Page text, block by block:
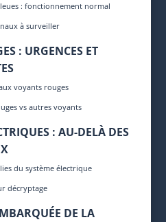
: fonctionnement normal
à surveiller
: URGENCES ET
voyants rouges
vs autres voyants
: AU-DELÀ DES
du système électrique
décryptage
DE LA